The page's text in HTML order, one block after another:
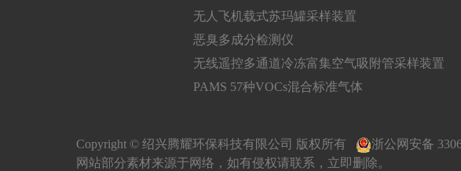
无人飞机载式苏玛罐采样装置
恶臭多成分检测仪
无线遥控多通道冷冻富集空气吸附管采样装置
PAMS 57种VOCs混合标准气体
Copyright © 绍兴腾耀环保科技有限公司 版权所有 浙公网安备
网站部分素材来源于网络，如有侵权请联系，立即删除。